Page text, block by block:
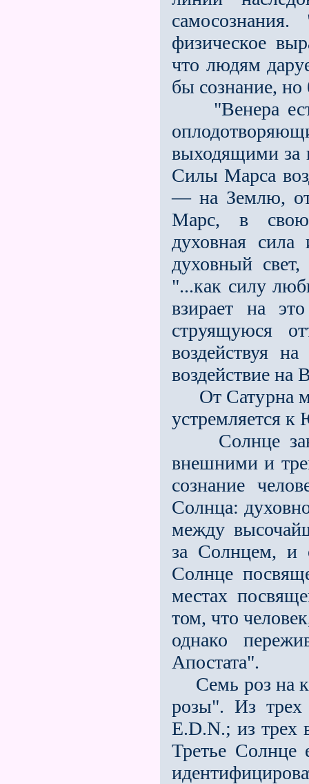
физическое
что людям
бы сознание, но
"Венера
выходящими за
Силы Марса
— на Землю,
Марс, в свою
духовная
духовный
"...как силу
взирает на
струящуюся
воздействуя
воздействие на
От Сатурна
устремляется к
Солнце
внешними и
сознание
Солнца:
между
за Солнцем, и
Солнце
местах
том, что
однако
Апостата".
Семь роз на
розы". Из трех
E.D.N.; из
Третье Солнце